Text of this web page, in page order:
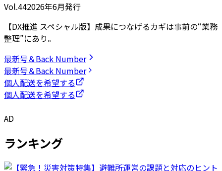
Vol.442026年6月発行
【DX推進 スペシャル版】成果につなげるカギは事前の“業務
整理”にあり。
最新号＆Back Number
最新号＆Back Number
個人配送を希望する
個人配送を希望する
AD
ランキング